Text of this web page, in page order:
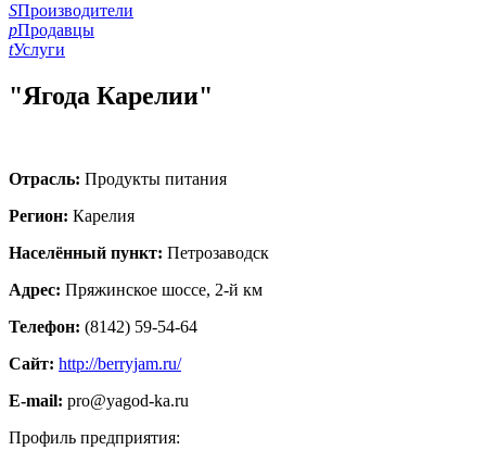
SПроизводители
pПродавцы
tУслуги
"Ягода Карелии"
Отрасль: Продукты питания
Регион: Карелия
Населённый пункт: Петрозаводск
Адрес: Пряжинское шоссе, 2-й км
Телефон: (8142) 59-54-64
Сайт: http://berryjam.ru/
E-mail: pro@yagod-ka.ru
Профиль предприятия: